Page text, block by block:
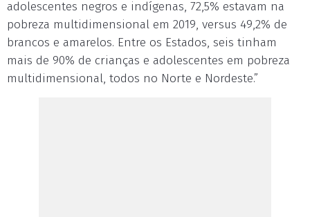
adolescentes negros e indígenas, 72,5% estavam na
pobreza multidimensional em 2019, versus 49,2% de
brancos e amarelos. Entre os Estados, seis tinham
mais de 90% de crianças e adolescentes em pobreza
multidimensional, todos no Norte e Nordeste.”